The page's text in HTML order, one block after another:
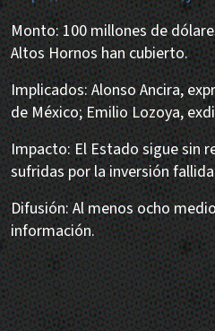
Monto: 100 millones de
Altos Hornos han cubierto.
Implicados: Alonso Ancira,
de México; Emilio Lozoya,
Impacto: El Estado sigue sin
sufridas por la inversión
Difusión: Al menos ocho
información.